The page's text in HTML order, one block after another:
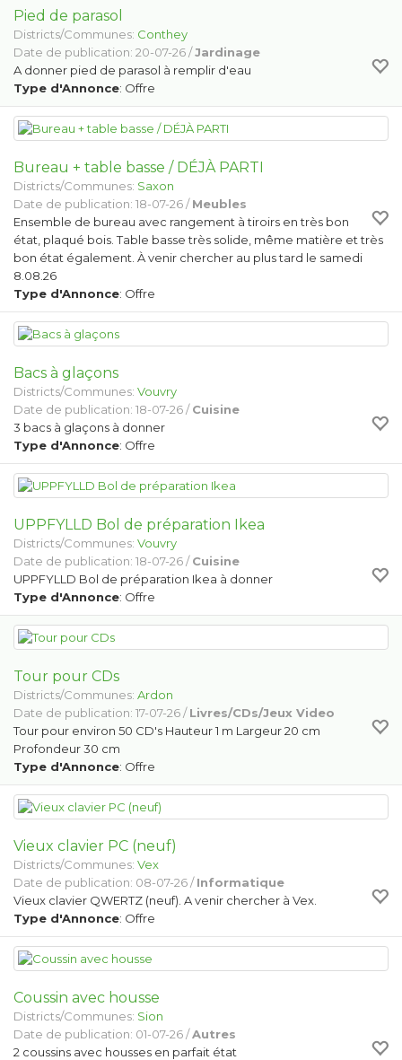
Pied de parasol
Districts/Communes: Conthey
Date de publication: 20-07-26 /Jardinage
A donner pied de parasol à remplir d'eau
Type d'Annonce: Offre
Bureau + table basse / DÉJÀ PARTI
Districts/Communes: Saxon
Date de publication: 18-07-26 /Meubles
Ensemble de bureau avec rangement à tiroirs en très bon
état, plaqué bois. Table basse très solide, même matière et très
bon état également. À venir chercher au plus tard le samedi
8.08.26
Type d'Annonce: Offre
Bacs à glaçons
Districts/Communes: Vouvry
Date de publication: 18-07-26 /Cuisine
3 bacs à glaçons à donner
Type d'Annonce: Offre
UPPFYLLD Bol de préparation Ikea
Districts/Communes: Vouvry
Date de publication: 18-07-26 /Cuisine
UPPFYLLD Bol de préparation Ikea à donner
Type d'Annonce: Offre
Tour pour CDs
Districts/Communes: Ardon
Date de publication: 17-07-26 /Livres/CDs/Jeux Video
Tour pour environ 50 CD's Hauteur 1 m Largeur 20 cm
Profondeur 30 cm
Type d'Annonce: Offre
Vieux clavier PC (neuf)
Districts/Communes: Vex
Date de publication: 08-07-26 /Informatique
Vieux clavier QWERTZ (neuf). A venir chercher à Vex.
Type d'Annonce: Offre
Coussin avec housse
Districts/Communes: Sion
Date de publication: 01-07-26 /Autres
2 coussins avec housses en parfait état